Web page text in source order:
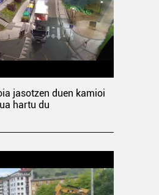
jasotzen duen kamioi
hartu du